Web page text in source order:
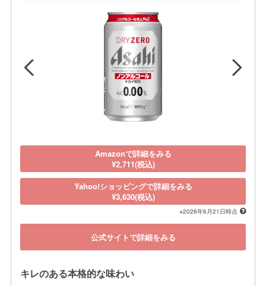
Amazonで詳細をみる
¥2,711(税込)
Yahoo!ショッピングで詳細をみる
¥3,630(税込)
※2026年6月21日時点
公式サイトで詳細をみる
キレのある本格的な味わい